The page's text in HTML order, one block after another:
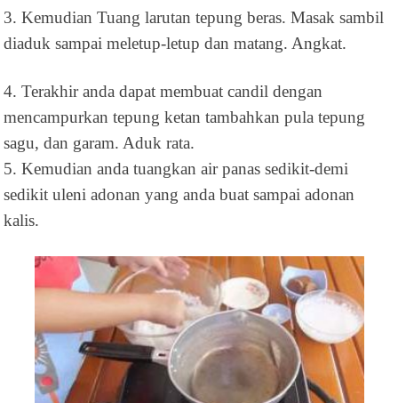
3. Kemudian Tuang larutan tepung beras. Masak sambil
diaduk sampai meletup-letup dan matang. Angkat.
4. Terakhir anda dapat membuat candil dengan
mencampurkan tepung ketan tambahkan pula tepung
sagu, dan garam. Aduk rata.
5. Kemudian anda tuangkan air panas sedikit-demi
sedikit uleni adonan yang anda buat sampai adonan
kalis.